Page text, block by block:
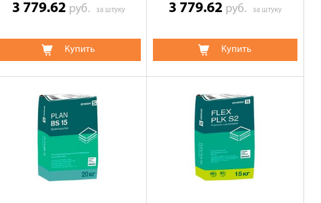
3 779.62 руб. за штуку
Купить
3 779.62 руб. за штуку
Купить